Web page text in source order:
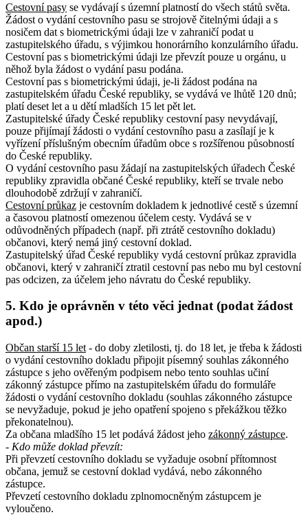
Cestovní pasy se vydávají s územní platností do všech států světa.
Žádost o vydání cestovního pasu se strojově čitelnými údaji a s
nosičem dat s biometrickými údaji lze v zahraničí podat u
zastupitelského úřadu, s výjimkou honorárního konzulárního úřadu.
Cestovní pas s biometrickými údaji lze převzít pouze u orgánu, u
něhož byla žádost o vydání pasu podána.
Cestovní pas s biometrickými údaji, je-li žádost podána na
zastupitelském úřadu České republiky, se vydává ve lhůtě 120 dnů;
platí deset let a u dětí mladších 15 let pět let.
Zastupitelské úřady České republiky cestovní pasy nevydávají,
pouze přijímají žádosti o vydání cestovního pasu a zasílají je k
vyřízení příslušným obecním úřadům obce s rozšířenou působností
do České republiky.
O vydání cestovního pasu žádají na zastupitelských úřadech České
republiky zpravidla občané České republiky, kteří se trvale nebo
dlouhodobě zdržují v zahraničí.
Cestovní průkaz je cestovním dokladem k jednotlivé cestě s územní
a časovou platností omezenou účelem cesty. Vydává se v
odůvodněných případech (např. při ztrátě cestovního dokladu)
občanovi, který nemá jiný cestovní doklad.
Zastupitelský úřad České republiky vydá cestovní průkaz zpravidla
občanovi, který v zahraničí ztratil cestovní pas nebo mu byl cestovní
pas odcizen, za účelem jeho návratu do České republiky.
5. Kdo je oprávněn v této věci jednat (podat žádost
apod.)
Občan starší 15 let - do doby zletilosti, tj. do 18 let, je třeba k žádosti
o vydání cestovního dokladu připojit písemný souhlas zákonného
zástupce s jeho ověřeným podpisem nebo tento souhlas učiní
zákonný zástupce přímo na zastupitelském úřadu do formuláře
žádosti o vydání cestovního dokladu (souhlas zákonného zástupce
se nevyžaduje, pokud je jeho opatření spojeno s překážkou těžko
překonatelnou).
Za občana mladšího 15 let podává žádost jeho zákonný zástupce.
- Kdo může doklad převzít:
Při převzetí cestovního dokladu se vyžaduje osobní přítomnost
občana, jemuž se cestovní doklad vydává, nebo zákonného
zástupce.
Převzetí cestovního dokladu zplnomocněným zástupcem je
vyloučeno.